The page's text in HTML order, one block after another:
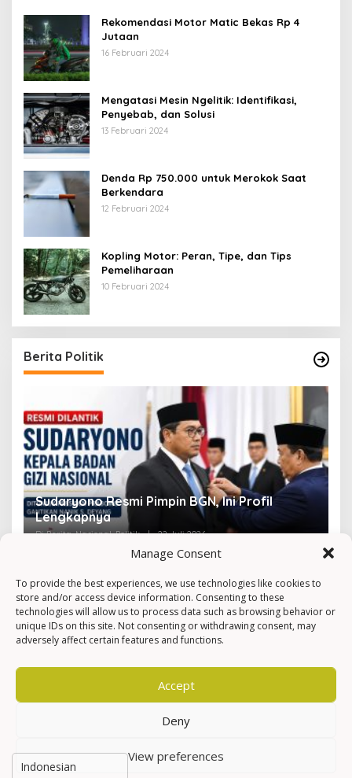
Manage Consent
To provide the best experiences, we use technologies like cookies to
store and/or access device information. Consenting to these
technologies will allow us to process data such as browsing behavior or
unique IDs on this site. Not consenting or withdrawing consent, may
adversely affect certain features and functions.
Accept
Deny
View preferences
Rekomendasi Motor Matic Bekas Rp 4
Jutaan
16 Februari 2024
Mengatasi Mesin Ngelitik: Identifikasi,
Penyebab, dan Solusi
13 Februari 2024
Denda Rp 750.000 untuk Merokok Saat
Berkendara
12 Februari 2024
Kopling Motor: Peran, Tipe, dan Tips
Pemeliharaan
10 Februari 2024
Berita Politik
Sudaryono Resmi Pimpin BGN, Ini Profil
Lengkapnya
Di Berita, Nasional, Politik | 22 Juli 2026 Di
Hak Cipta © Newkarma
Privacy Policy & Terms of Service
Indeks Berita